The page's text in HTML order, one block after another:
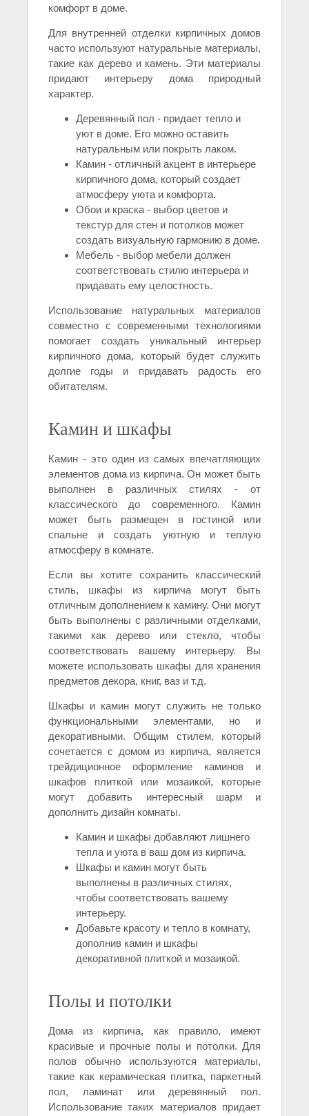
комфорт в доме.
Для внутренней отделки кирпичных домов
часто используют натуральные материалы,
такие как дерево и камень. Эти материалы
придают интерьеру дома природный
характер.
Деревянный пол - придает тепло и
уют в доме. Его можно оставить
натуральным или покрыть лаком.
Камин - отличный акцент в интерьере
кирпичного дома, который создает
атмосферу уюта и комфорта.
Обои и краска - выбор цветов и
текстур для стен и потолков может
создать визуальную гармонию в доме.
Мебель - выбор мебели должен
соответствовать стилю интерьера и
придавать ему целостность.
Использование натуральных материалов
совместно с современными технологиями
помогает создать уникальный интерьер
кирпичного дома, который будет служить
долгие годы и придавать радость его
обитателям.
Камин и шкафы
Камин - это один из самых впечатляющих
элементов дома из кирпича. Он может быть
выполнен в различных стилях - от
классического до современного. Камин
может быть размещен в гостиной или
спальне и создать уютную и теплую
атмосферу в комнате.
Если вы хотите сохранить классический
стиль, шкафы из кирпича могут быть
отличным дополнением к камину. Они могут
быть выполнены с различными отделками,
такими как дерево или стекло, чтобы
соответствовать вашему интерьеру. Вы
можете использовать шкафы для хранения
предметов декора, книг, ваз и т.д.
Шкафы и камин могут служить не только
функциональными элементами, но и
декоративными. Общим стилем, который
сочетается с домом из кирпича, является
трейдиционное оформление каминов и
шкафов плиткой или мозаикой, которые
могут добавить интересный шарм и
дополнить дизайн комнаты.
Камин и шкафы добавляют лишнего
тепла и уюта в ваш дом из кирпича.
Шкафы и камин могут быть
выполнены в различных стилях,
чтобы соответствовать вашему
интерьеру.
Добавьте красоту и тепло в комнату,
дополнив камин и шкафы
декоративной плиткой и мозаикой.
Полы и потолки
Дома из кирпича, как правило, имеют
красивые и прочные полы и потолки. Для
полов обычно используются материалы,
такие как керамическая плитка, паркетный
пол, ламинат или деревянный пол.
Использование таких материалов придает